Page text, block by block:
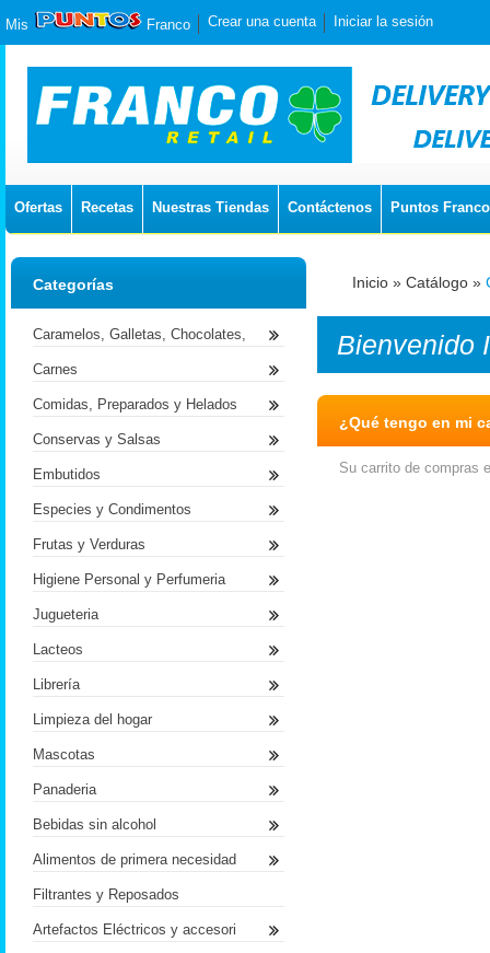
Mis Franco Crear una cuenta Iniciar la sesión
Ofertas Recetas Nuestras Tiendas Contáctenos Puntos Franco
Inicio » Catálogo »
Bienvenido
¿Qué tengo en mi
Su carrito de compras
Categorías
Caramelos, Galletas, Chocolates,
Carnes
Comidas, Preparados y Helados
Conservas y Salsas
Embutidos
Especies y Condimentos
Frutas y Verduras
Higiene Personal y Perfumeria
Jugueteria
Lacteos
Librería
Limpieza del hogar
Mascotas
Panaderia
Bebidas sin alcohol
Alimentos de primera necesidad
Filtrantes y Reposados
Artefactos Eléctricos y accesori